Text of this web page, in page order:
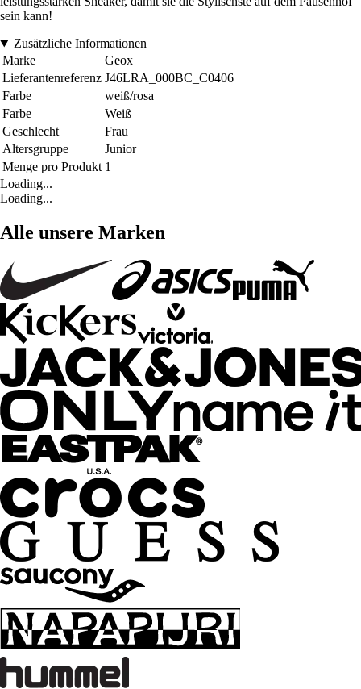
sein kann!
Zusätzliche Informationen
Marke
Geox
Lieferantenreferenz J46LRA_000BC_C0406
Farbe
weiß/rosa
Farbe
Weiß
Geschlecht
Frau
Altersgruppe
Junior
Menge pro Produkt 1
Loading...
Loading...
Alle unsere Marken